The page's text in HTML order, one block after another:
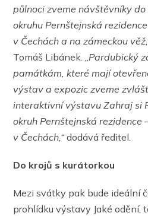
půlnoci zveme návštěvníky
okruhu Pernštejnská
v Čechách a na zámeckou
Tomáš Libánek.
„Pardubický
památkám, které mají
výstav a expozic zveme
interaktivní výstavu Zahraj si
okruh Pernštejnská rezidence
v Čechách,“ dodává ředitel.
Do krojů s kurátorkou
Mezi svátky pak bude ideální
prohlídku výstavy Jaké odění,